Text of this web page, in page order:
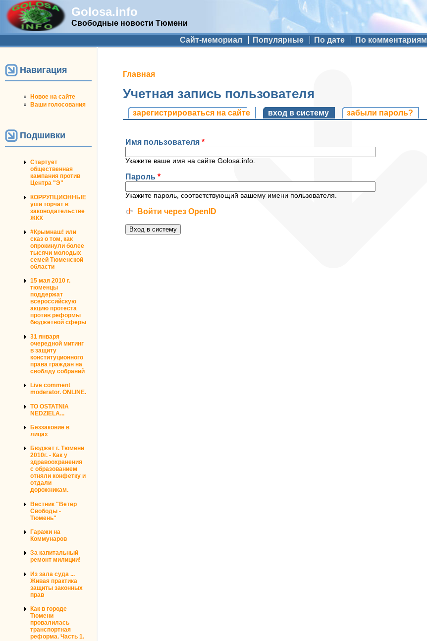
Golosa.info
Свободные новости Тюмени
Дополнительное меню Сайт-мемориал Популярные По дате По комментариям
Навигация
Новое на сайте
Ваши голосования
Подшивки
Стартует
общественная
кампания против
Центра "Э"
КОРРУПЦИОННЫЕ
уши торчат в
законодательстве
ЖКХ
#Крымнаш! или
сказ о том, как
опрокинули более
тысячи молодых
семей Тюменской
области
15 мая 2010 г.
тюменцы
поддержат
всероссийскую
акцию протеста
против реформы
бюджетной сферы
31 января
очередной митинг
в защиту
конституционного
права граждан на
своблду собраний
Live comment
moderator. ONLINE.
TO OSTATNIA
NEDZIELA...
Беззаконие в
лицах
Бюджет г. Тюмени
2010г. - Как у
здравоохранения
с образованием
отняли конфетку и
отдали
дорожникам.
Вестник "Ветер
Свободы -
Тюмень"
Гаражи на
Коммунаров
За капитальный
ремонт милиции!
Из зала суда ...
Живая практика
защиты законных
прав
Как в городе
Тюмени
провалилась
транспортная
реформа. Часть 1.
Вы здесь
Главная
Учетная запись пользователя
Главные вкладки
зарегистрироваться на сайте вход в систему (активная вкладка)
забыли пароль?
Имя пользователя *
Укажите ваше имя на сайте Golosa.info.
Пароль *
Укажите пароль, соответствующий вашему имени пользователя.
Войти через OpenID